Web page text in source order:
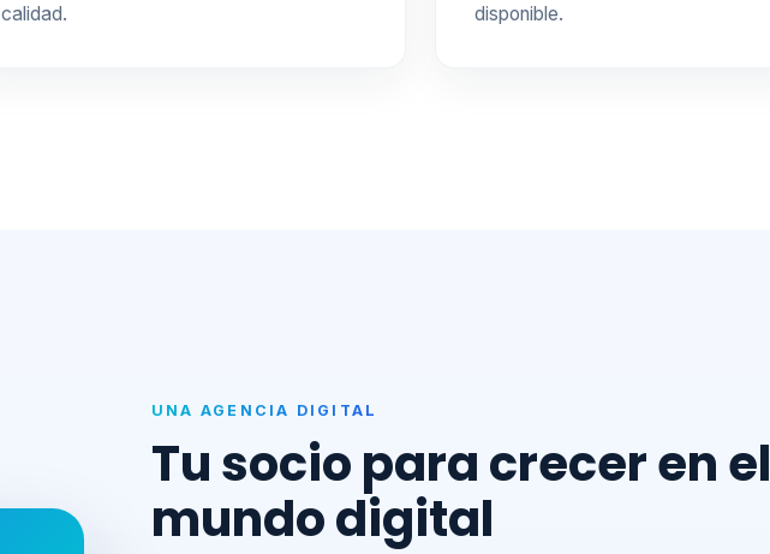
calidad.
disponible.
UNA AGENCIA DIGITAL
Tu socio para crecer en el
mundo digital